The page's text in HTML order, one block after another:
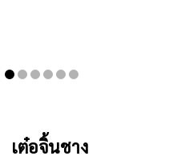
เต๋อจิ้นชาง